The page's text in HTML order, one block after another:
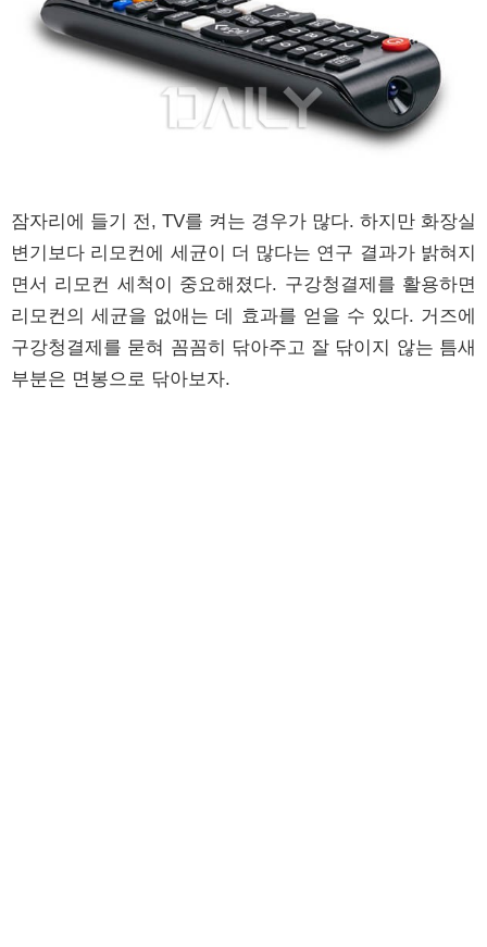
잠자리에 들기 전, TV를 켜는 경우가 많다. 하지만 화장실
변기보다 리모컨에 세균이 더 많다는 연구 결과가 밝혀지
면서 리모컨 세척이 중요해졌다. 구강청결제를 활용하면
리모컨의 세균을 없애는 데 효과를 얻을 수 있다. 거즈에
구강청결제를 묻혀 꼼꼼히 닦아주고 잘 닦이지 않는 틈새
부분은 면봉으로 닦아보자.